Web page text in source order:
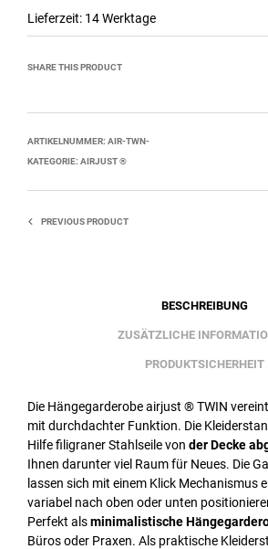
Lieferzeit: 14 Werktage
SHARE THIS PRODUCT
ARTIKELNUMMER: AIR-TWN-
KATEGORIE: AIRJUST ®
PREVIOUS PRODUCT
BESCHREIBUNG
ZUSÄTZLICHE
PRODUKTSICHERHEIT
Die Hängegarderobe airjust ® TWIN
mit durchdachter Funktion. Die
Hilfe filigraner Stahlseile von der Decke
Ihnen darunter viel Raum für Neues. Die
lassen sich mit einem Klick Mechanismus
variabel nach oben oder unten
Perfekt alsminimalistische
Büros oder Praxen. Als praktische